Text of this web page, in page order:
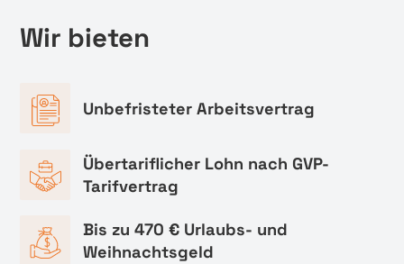
Wir bieten
Unbefristeter Arbeitsvertrag
Übertariflicher Lohn nach GVP-
Tarifvertrag
Bis zu 470 € Urlaubs- und
Weihnachtsgeld